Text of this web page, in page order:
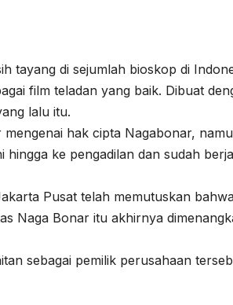
tayang di sejumlah bioskop di
film teladan yang baik. Dibuat
lalu itu.
hak cipta Nagabonar,
hingga ke pengadilan dan sudah
Pusat telah memutuskan
Naga Bonar itu akhirnya
sebagai pemilik perusahaan